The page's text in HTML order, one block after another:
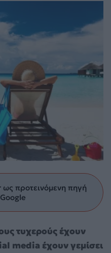
προτεινόμενη πηγή
τυχερούς έχουν
media έχουν γεμίσει